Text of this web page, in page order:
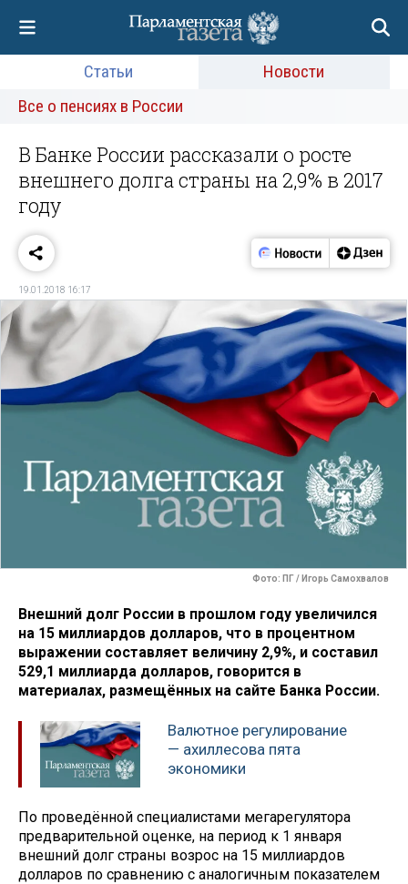
Статьи
Новости
Все о пенсиях в России
В Банке России рассказали о росте
внешнего долга страны на 2,9% в 2017
году
19.01.2018 16:17
Фото: ПГ / Игорь Самохвалов
Внешний долг России в прошлом году увеличился
на 15 миллиардов долларов, что в процентном
выражении составляет величину 2,9%, и составил
529,1 миллиарда долларов, говорится в
материалах, размещённых на сайте Банка России.
Валютное регулирование
— ахиллесова пята
экономики
По проведённой специалистами мегарегулятора
предварительной оценке, на период к 1 января
внешний долг страны возрос на 15 миллиардов
долларов по сравнению с аналогичным показателем